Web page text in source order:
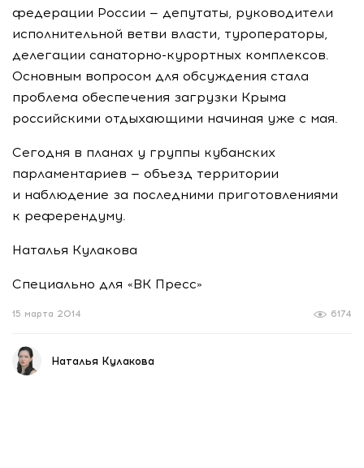
федерации России — депутаты, руководители
исполнительной ветви власти, туроператоры,
делегации санаторно-курортных комплексов.
Основным вопросом для обсуждения стала
проблема обеспечения загрузки Крыма
российскими отдыхающими начиная уже с мая.
Сегодня в планах у группы кубанских
парламентариев — объезд территории
и наблюдение за последними приготовлениями
к референдуму.
Наталья Кулакова
Специально для «ВК Пресс»
6174
15 марта 2014
Наталья Кулакова